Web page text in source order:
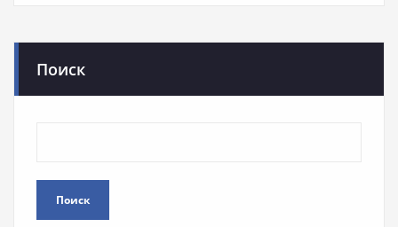
Поиск
Поиск